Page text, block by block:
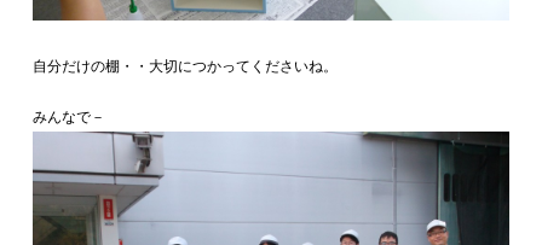
自分だけの棚・・大切につかってくださいね。
みんなで－